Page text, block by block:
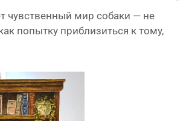
чув­ствен­ный мир соба­ки — не
попыт­ку при­бли­зить­ся к тому,